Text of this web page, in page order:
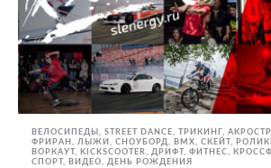
ВЕЛОСИПЕДЫ STREET DANCE
ТРИКИНГ,
ФРИРАН
ЛЫЖИ, СНОУБОРД BMX, СКЕЙТ,
ВОРКАУТ
KICKSCOOTER ДРИФТ ФИТНЕС,
СПОРТ
ВИДЕО ДЕНЬ РОЖДЕНИЯ